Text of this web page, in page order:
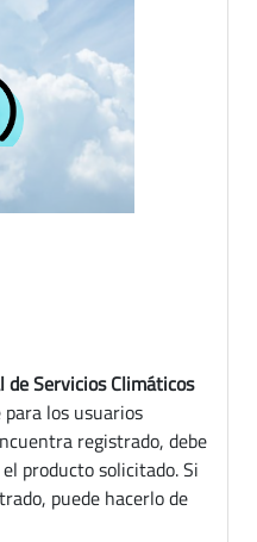
de Servicios Climáticos
los usuarios
registrado, debe
producto solicitado. Si
puede hacerlo de